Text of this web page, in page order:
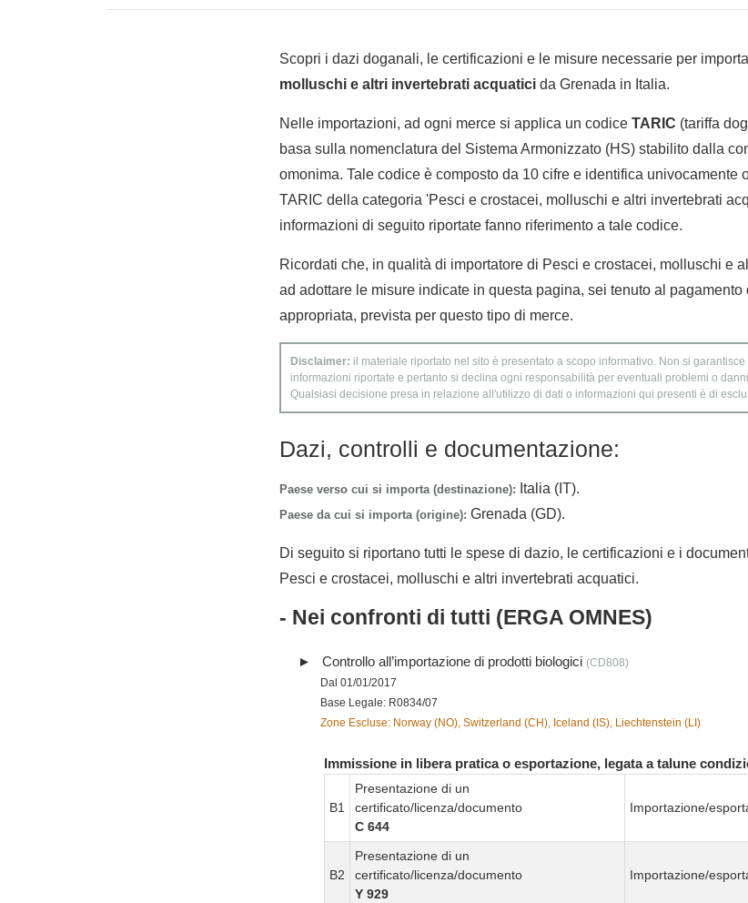
Scopri i dazi doganali, le certificazioni e le misure necessarie per
molluschi e altri invertebrati acquatici da Grenada in Italia.
Nelle importazioni, ad ogni merce si applica un codice TARIC (tariffa
basa sulla nomenclatura del Sistema Armonizzato (HS) stabilito dalla
omonima. Tale codice è composto da 10 cifre e identifica univocamente
TARIC della categoria 'Pesci e crostacei, molluschi e altri invertebrati
informazioni di seguito riportate fanno riferimento a tale codice.
Ricordati che, in qualità di importatore di Pesci e crostacei, molluschi e
ad adottare le misure indicate in questa pagina, sei tenuto al
appropriata, prevista per questo tipo di merce.
Disclaimer: il materiale riportato nel sito è presentato a scopo informativo. Non si
informazioni riportate e pertanto si declina ogni responsabilità per eventuali problemi o
Qualsiasi decisione presa in relazione all'utilizzo di dati o informazioni qui presenti è di
Dazi, controlli e documentazione:
Paese verso cui si importa (destinazione): Italia (IT).
Paese da cui si importa (origine): Grenada (GD).
Di seguito si riportano tutti le spese di dazio, le certificazioni e i
Pesci e crostacei, molluschi e altri invertebrati acquatici.
- Nei confronti di tutti (ERGA OMNES)
Controllo all’importazione di prodotti biologici (CD808)
Dal 01/01/2017
Base Legale: R0834/07
Zone Escluse: Norway (NO), Switzerland (CH), Iceland (IS), Liechtenstein (LI)
Immissione in libera pratica o esportazione, legata a talune
B1
Presentazione di un
certificato/licenza/documento
C 644
Importazione/
B2
Presentazione di un
certificato/licenza/documento
Y 929
Importazione/